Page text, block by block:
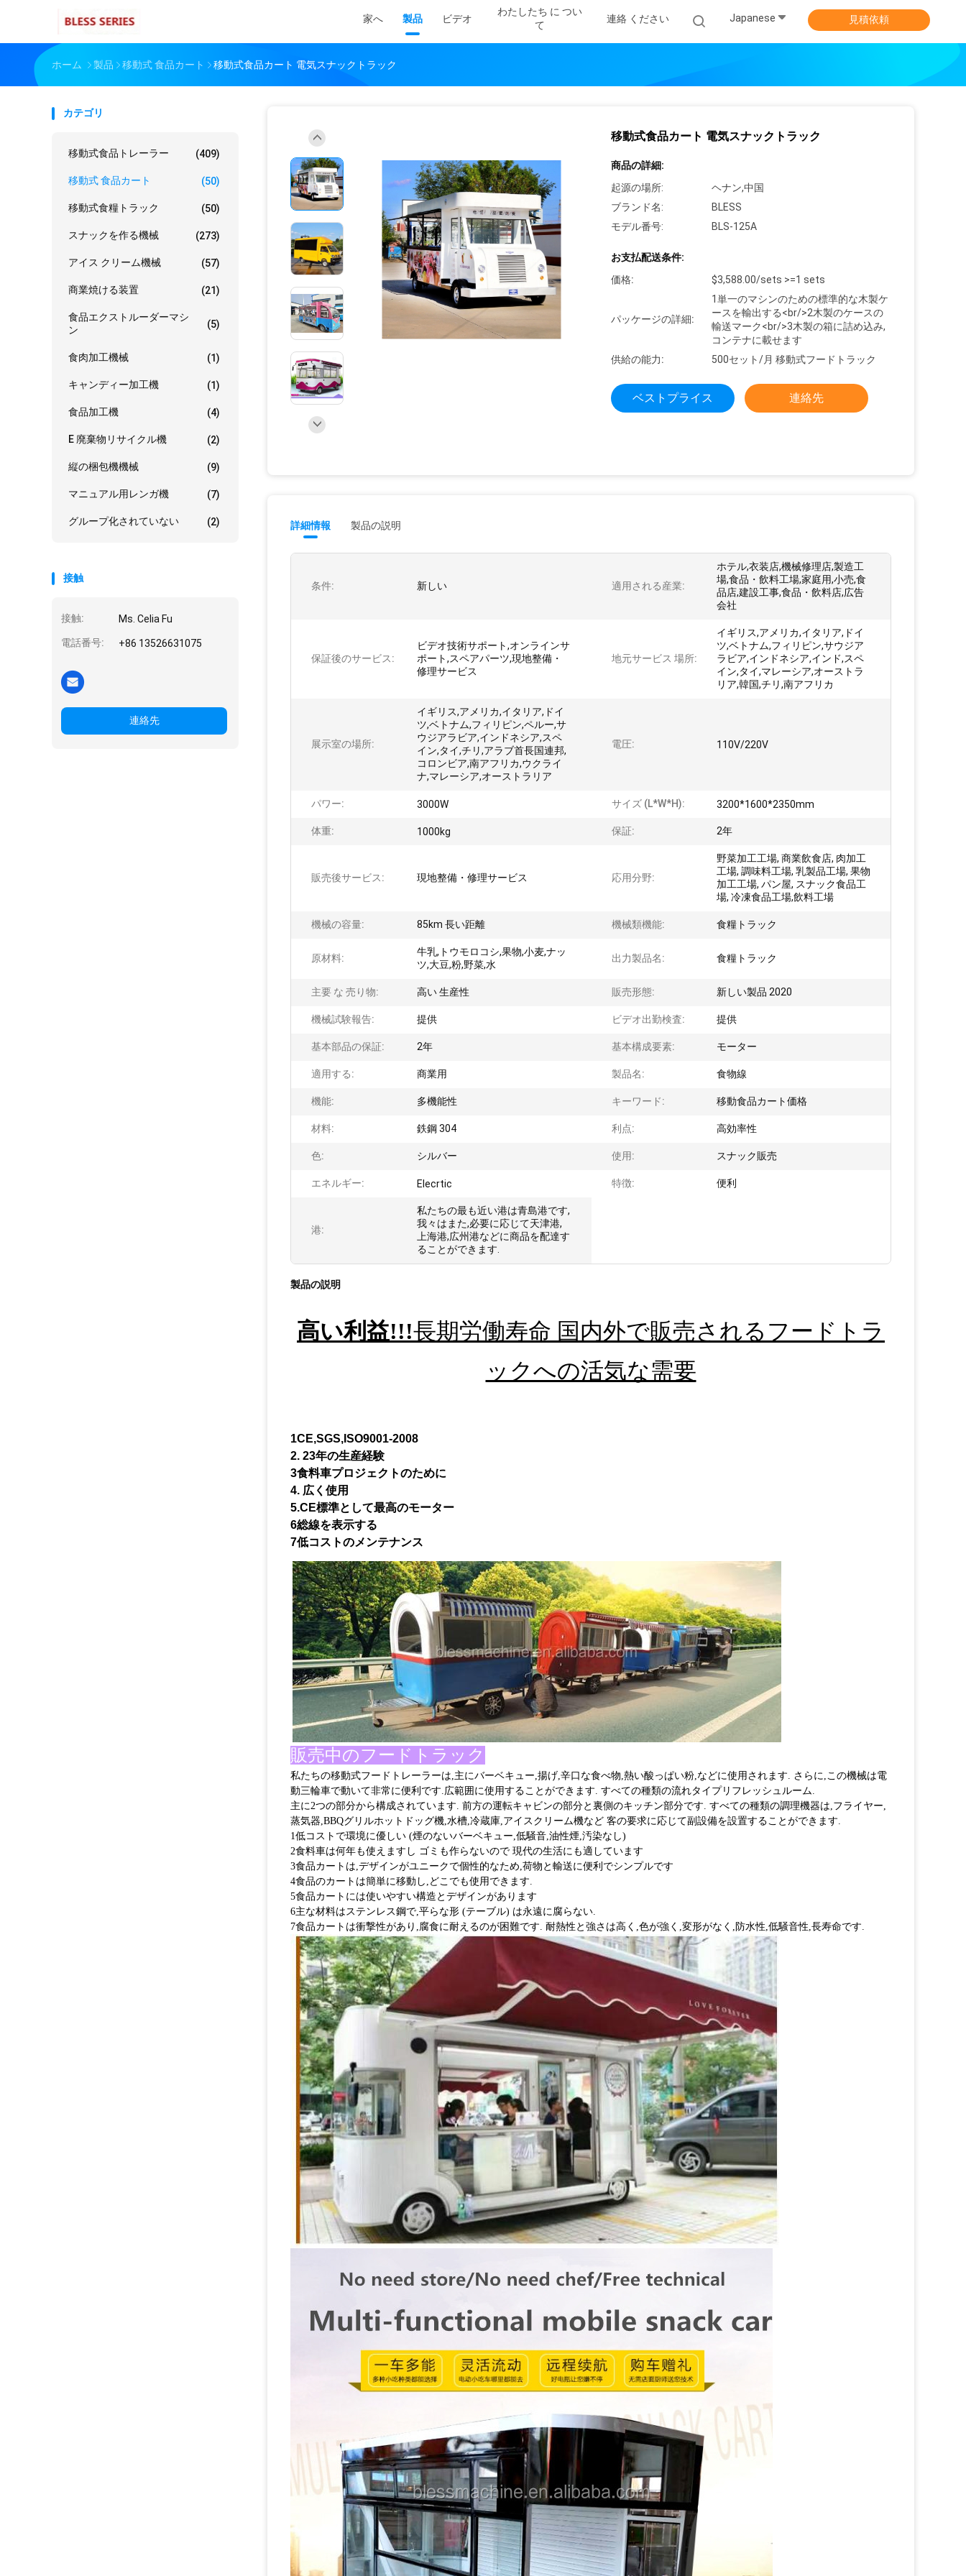
家へ 製品 ビデオ
わたしたち に つい
て
連絡 ください Japanese 見積依頼
ホーム 製品 移動式 食品カート 移動式食品カート 電気スナックトラック
カテゴリ
移動式食品トレーラー (409)
移動式 食品カート (50)
移動式食糧トラック (50)
スナックを作る機械 (273)
アイス クリーム機械 (57)
商業焼ける装置 (21)
食品エクストルーダーマシ
ン
(5)
食肉加工機械 (1)
キャンディー加工機 (1)
食品加工機 (4)
E 廃棄物リサイクル機 (2)
縦の梱包機機械 (9)
マニュアル用レンガ機 (7)
グループ化されていない (2)
接触
接触: Ms. Celia Fu
電話番号: +86 13526631075
連絡先
移動式食品カート 電気スナックトラック
商品の詳細:
起源の場所:
ヘナン,中国
ブランド名:
BLESS
モデル番号:
BLS-125A
お支払配送条件:
価格:
$3,588.00/sets >=1 sets
パッケージの詳細:
1単一のマシンのための標準的な木製ケ
ースを輸出する<br/>2木製のケースの
輸送マーク<br/>3木製の箱に詰め込み,
コンテナに載せます
供給の能力:
500セット/月 移動式フードトラック
ベストプライス 連絡先
詳細情報 製品の説明
条件: 新しい 適用される産業:
ホテル,衣装店,機械修理店,製造工
場,食品・飲料工場,家庭用,小売,食
品店,建設工事,食品・飲料店,広告
会社
保証後のサービス:
ビデオ技術サポート,オンラインサ
ポート,スペアパーツ,現地整備・
修理サービス
地元サービス 場所:
イギリス,アメリカ,イタリア,ドイ
ツ,ベトナム,フィリピン,サウジア
ラビア,インドネシア,インド,スペ
イン,タイ,マレーシア,オーストラ
リア,韓国,チリ,南アフリカ
展示室の場所:
イギリス,アメリカ,イタリア,ドイ
ツ,ベトナム,フィリピン,ペルー,サ
ウジアラビア,インドネシア,スペ
イン,タイ,チリ,アラブ首長国連邦,
コロンビア,南アフリカ,ウクライ
ナ,マレーシア,オーストラリア
電圧: 110V/220V
パワー: 3000W サイズ (L*W*H): 3200*1600*2350mm
体重: 1000kg 保証: 2年
販売後サービス: 現地整備・修理サービス 応用分野:
野菜加工工場, 商業飲食店, 肉加工
工場, 調味料工場, 乳製品工場, 果物
加工工場, パン屋, スナック食品工
場, 冷凍食品工場,飲料工場
機械の容量: 85km 長い距離 機械類機能: 食糧トラック
原材料:
牛乳,トウモロコシ,果物,小麦,ナッ
ツ,大豆,粉,野菜,水
出力製品名: 食糧トラック
主要 な 売り物: 高い 生産性 販売形態: 新しい製品 2020
機械試験報告: 提供 ビデオ出勤検査: 提供
基本部品の保証: 2年 基本構成要素: モーター
適用する: 商業用 製品名: 食物線
機能: 多機能性 キーワード: 移動食品カート価格
材料: 鉄鋼 304 利点: 高効率性
色: シルバー 使用: スナック販売
エネルギー: Elecrtic 特徴: 便利
港:
私たちの最も近い港は青島港です,
我々はまた,必要に応じて天津港,
上海港,広州港などに商品を配達す
ることができます.
製品の説明
高い利益!!!長期労働寿命 国内外で販売されるフードトラ
ックへの活気な需要
1CE,SGS,ISO9001-2008
2. 23年の生産経験
3食料車プロジェクトのために
4. 広く使用
5.CE標準として最高のモーター
6総線を表示する
7低コストのメンテナンス
販売中のフードトラック
私たちの移動式フードトレーラーは,主にバーベキュー,揚げ,辛口な食べ物,熱い酸っぱい粉,などに使用されます. さらに,この機械は電
動三輪車で動いて非常に便利です.広範囲に使用することができます. すべての種類の流れタイプリフレッシュルーム.
主に2つの部分から構成されています. 前方の運転キャビンの部分と裏側のキッチン部分です. すべての種類の調理機器は,フライヤー,
蒸気器,BBQグリルホットドッグ機,水槽,冷蔵庫,アイスクリーム機など 客の要求に応じて副設備を設置することができます.
1低コストで環境に優しい (煙のないバーベキュー,低騒音,油性煙,汚染なし)
2食料車は何年も使えますし ゴミも作らないので 現代の生活にも適しています
3食品カートは,デザインがユニークで個性的なため,荷物と輸送に便利でシンプルです
4食品のカートは簡単に移動し,どこでも使用できます.
5食品カートには使いやすい構造とデザインがあります
6主な材料はステンレス鋼で,平らな形 (テーブル) は永遠に腐らない.
7食品カートは衝撃性があり,腐食に耐えるのが困難です. 耐熱性と強さは高く,色が強く,変形がなく,防水性,低騒音性,長寿命です.